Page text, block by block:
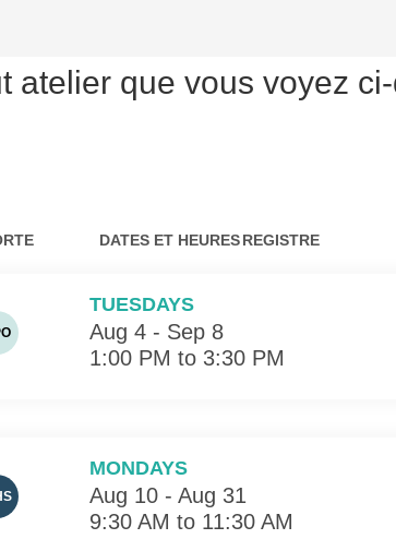
que vous voyez
DATES ET HEURESREGISTRE
TUESDAYS
Aug 4 - Sep 8
1:00 PM to 3:30 PM
MONDAYS
Aug 10 - Aug 31
9:30 AM to 11:30 AM